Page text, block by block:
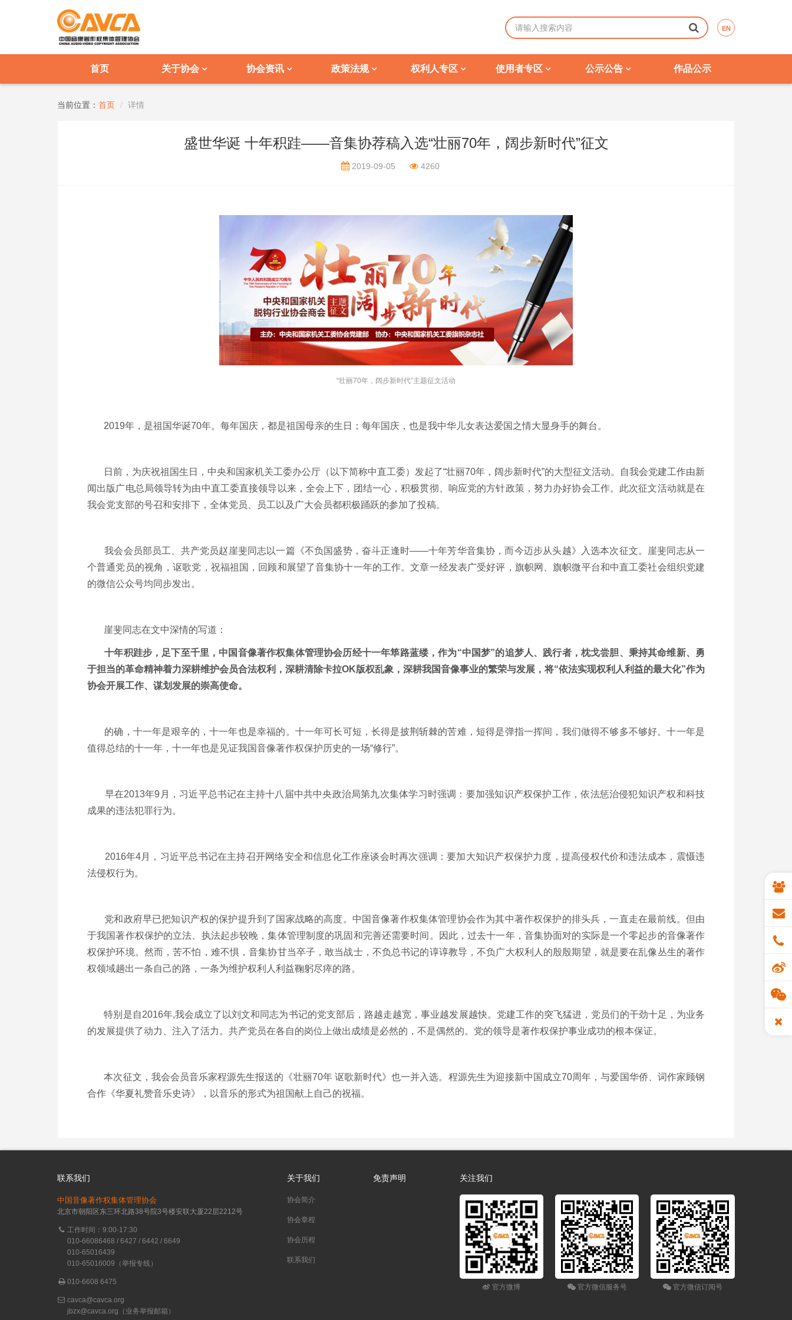
EN
首页 关于协会 协会资讯 政策法规 权利人专区 使用者专区 公示公告 作品公示
当前位置： 首页 详情
盛世华诞 十年积跬——音集协荐稿入选“壮丽70年，阔步新时代”征文
2019-09-05 4260
“壮丽70年，阔步新时代”主题征文活动
2019年，是祖国华诞70年。每年国庆，都是祖国母亲的生日；每年国庆，也是我中华儿女表达爱国之情大显身手的舞台。
日前，为庆祝祖国生日，中央和国家机关工委办公厅（以下简称中直工委）发起了“壮丽70年，阔步新时代”的大型征文活动。自我会党建工作由新
闻出版广电总局领导转为由中直工委直接领导以来，全会上下，团结一心，积极贯彻、响应党的方针政策，努力办好协会工作。此次征文活动就是在
我会党支部的号召和安排下，全体党员、员工以及广大会员都积极踊跃的参加了投稿。
我会会员部员工、共产党员赵崖斐同志以一篇《不负国盛势，奋斗正逢时——十年芳华音集协，而今迈步从头越》入选本次征文。崖斐同志从一
个普通党员的视角，讴歌党，祝福祖国，回顾和展望了音集协十一年的工作。文章一经发表广受好评，旗帜网、旗帜微平台和中直工委社会组织党建
的微信公众号均同步发出。
崖斐同志在文中深情的写道：
十年积跬步，足下至千里，中国音像著作权集体管理协会历经十一年筚路蓝缕，作为“中国梦”的追梦人、践行者，枕戈尝胆、秉持其命维新、勇
于担当的革命精神着力深耕维护会员合法权利，深耕清除卡拉OK版权乱象，深耕我国音像事业的繁荣与发展，将“依法实现权利人利益的最大化”作为
协会开展工作、谋划发展的崇高使命。
的确，十一年是艰辛的，十一年也是幸福的。十一年可长可短，长得是披荆斩棘的苦难，短得是弹指一挥间，我们做得不够多不够好。十一年是
值得总结的十一年，十一年也是见证我国音像著作权保护历史的一场“修行”。
早在2013年9月，习近平总书记在主持十八届中共中央政治局第九次集体学习时强调：要加强知识产权保护工作，依法惩治侵犯知识产权和科技
成果的违法犯罪行为。
2016年4月，习近平总书记在主持召开网络安全和信息化工作座谈会时再次强调：要加大知识产权保护力度，提高侵权代价和违法成本，震慑违
法侵权行为。
党和政府早已把知识产权的保护提升到了国家战略的高度。中国音像著作权集体管理协会作为其中著作权保护的排头兵，一直走在最前线。但由
于我国著作权保护的立法、执法起步较晚，集体管理制度的巩固和完善还需要时间。因此，过去十一年，音集协面对的实际是一个零起步的音像著作
权保护环境。然而，苦不怕，难不惧，音集协甘当卒子，敢当战士，不负总书记的谆谆教导，不负广大权利人的殷殷期望，就是要在乱像丛生的著作
权领域趟出一条自己的路，一条为维护权利人利益鞠躬尽瘁的路。
特别是自2016年,我会成立了以刘文和同志为书记的党支部后，路越走越宽，事业越发展越快。党建工作的突飞猛进，党员们的干劲十足，为业务
的发展提供了动力、注入了活力。共产党员在各自的岗位上做出成绩是必然的，不是偶然的。党的领导是著作权保护事业成功的根本保证。
本次征文，我会会员音乐家程源先生报送的《壮丽70年 讴歌新时代》也一并入选。程源先生为迎接新中国成立70周年，与爱国华侨、词作家顾钢
合作《华夏礼赞音乐史诗》，以音乐的形式为祖国献上自己的祝福。
联系我们
中国音像著作权集体管理协会
北京市朝阳区东三环北路38号院3号楼安联大厦22层2212号
工作时间：9:00-17:30
010-66086468 / 6427 / 6442 / 6649
010-65016439
010-65016009（举报专线）
010-6608 6475
cavca@cavca.org
jbzx@cavca.org （业务举报邮箱）
关于我们
协会简介
协会章程
协会历程
联系我们
免责声明 关注我们
官方微博 官方微信服务号 官方微信订阅号